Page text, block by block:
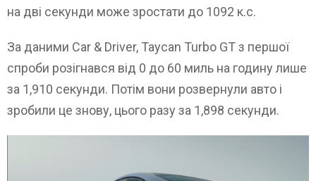
на дві секунди може зростати до 1092 к.с.
За даними Car & Driver, Taycan Turbo GT з першої
спроби розігнався від 0 до 60 миль на годину лише
за 1,910 секунди. Потім вони розвернули авто і
зробили це знову, цього разу за 1,898 секунди.